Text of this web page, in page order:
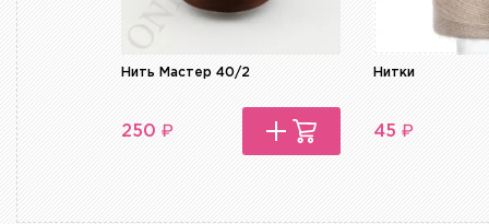
Нить Мастер 40/2
250 ₽
Нитки
45 ₽